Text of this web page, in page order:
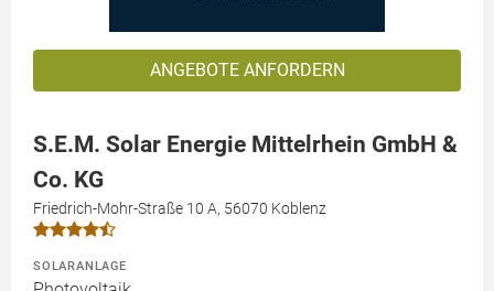
ANGEBOTE ANFORDERN
S.E.M. Solar Energie Mittelrhein GmbH &
Co. KG
Friedrich-Mohr-Straße 10 A, 56070 Koblenz
SOLARANLAGE